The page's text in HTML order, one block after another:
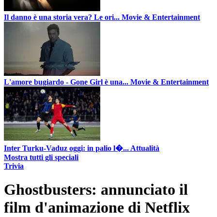
Il danno è una storia vera? Le ori... Movie & Entertainment
L'amore bugiardo - Gone Girl è una... Movie & Entertainment
Inter Turku-Vaduz oggi: in palio l�... Attualità
Mostra tutti gli speciali
Trivia
Ghostbusters: annunciato il
film d'animazione di Netflix